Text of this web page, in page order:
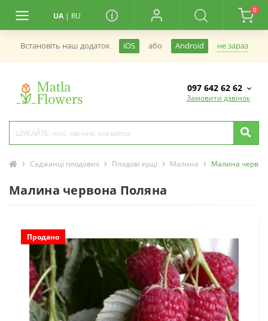
UA | RU
0
Встановiть наш додаток iOS або Android не зараз
097 642 62 62
Замовити дзвінок
Саджанці плодових Плодові кущі Малина Малина
Малина червона Поляна
Продано